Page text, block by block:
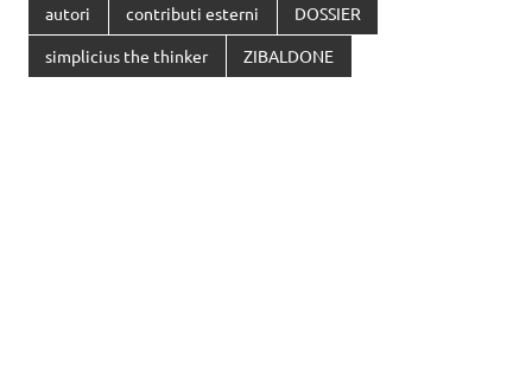
autori contributi esterni DOSSIER
simplicius the thinker ZIBALDONE